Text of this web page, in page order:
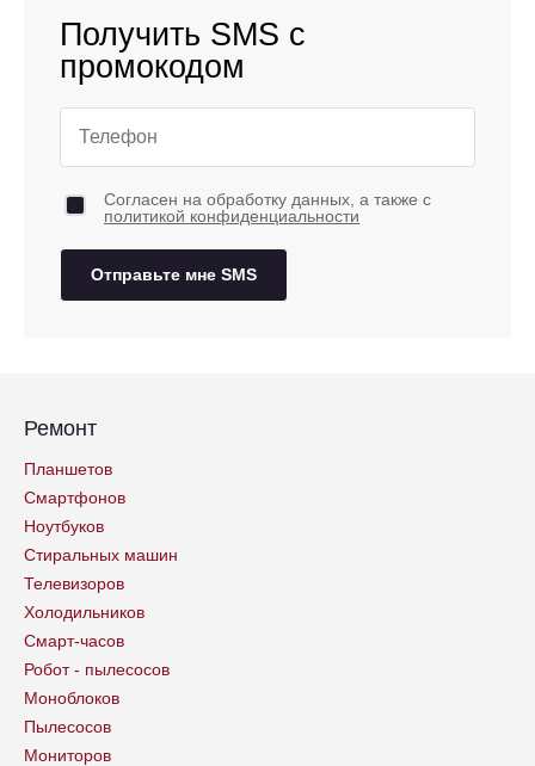
Получить SMS с
промокодом
Согласен на обработку данных, а также с
политикой конфиденциальности
Отправьте мне SMS
Ремонт
Планшетов
Смартфонов
Ноутбуков
Стиральных машин
Телевизоров
Холодильников
Смарт-часов
Робот - пылесосов
Моноблоков
Пылесосов
Мониторов